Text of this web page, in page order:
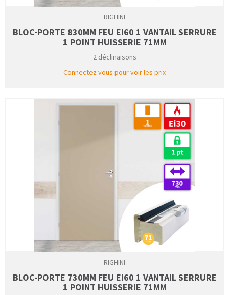
RIGHINI
BLOC-PORTE 830MM FEU EI60 1 VANTAIL SERRURE
1 POINT HUISSERIE 71MM
2 déclinaisons
Connectez vous pour voir les prix
RIGHINI
BLOC-PORTE 730MM FEU EI60 1 VANTAIL SERRURE
1 POINT HUISSERIE 71MM